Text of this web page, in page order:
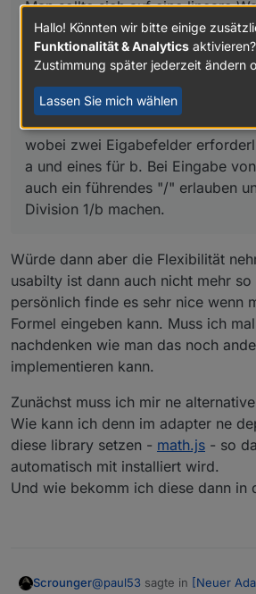
Man sollte sich auf eine lineare
beschränken, die immer so
kann:
linked
wobei zwei Eigabefelder
a und eines für b. Bei Eingabe
auch ein führendes "/" erlauben
Division 1/b machen.
Würde dann aber die Flexibilität
usabilty ist dann auch nicht mehr
persönlich finde es sehr nice wenn
Formel eingeben kann. Muss ich
nachdenken wie man das noch
implementieren kann.
Zunächst muss ich mir ne
Wie kann ich denn im adapter ne
diese library setzen - math.js - so
automatisch mit installiert wird.
Und wie bekomm ich diese dann in
Scrounger@paul53 sagte in [Neuer
Hallo! Könnten wir bitte einige
Funktionalität & Analytics
Zustimmung später jederzeit ändern
Lassen Sie mich wählen